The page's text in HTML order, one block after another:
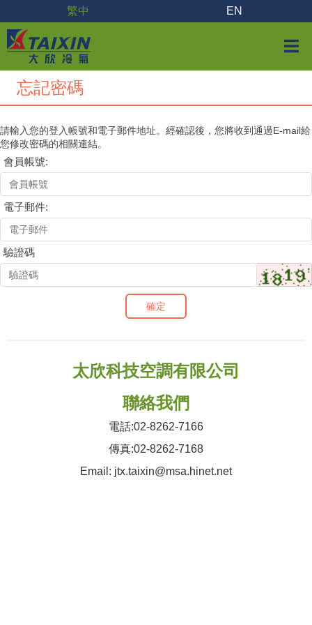
繁中 EN
忘記密碼
請輸入您的登入帳號和電子郵件地址。經確認後，您將收到通過E-mail給
您修改密碼的相關連結。
會員帳號:
電子郵件:
驗證碼
確定
太欣科技空調有限公司
聯絡我們
電話:02-8262-7166
傳真:02-8262-7168
Email: jtx.taixin@msa.hinet.net